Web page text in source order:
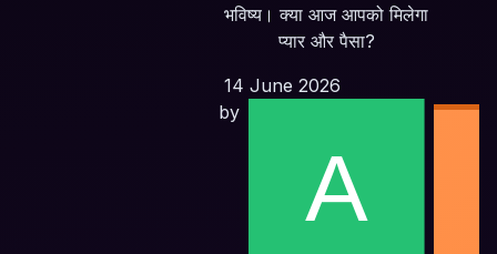
भविष्य। क्या आज आपको मिलेगा
प्यार और पैसा?
14 June 2026
by